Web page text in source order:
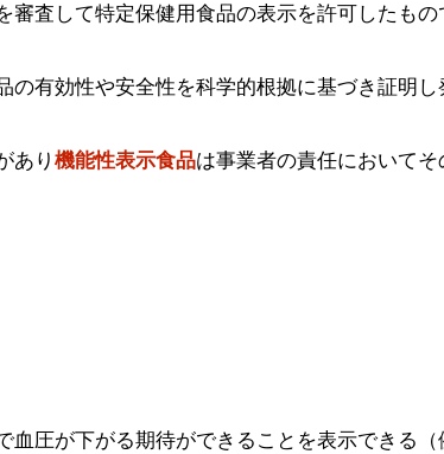
審査して特定保健用食品の表示を許可したもの
の有効性や安全性を科学的根拠に基づき証明し
あり 機能性表示食品は事業者の責任においてそ
圧が下がる期待ができることを表示できる（